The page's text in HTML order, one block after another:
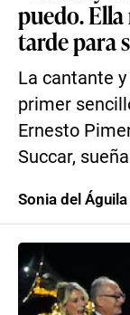
puedo. Ella
tarde para
La cantante
primer
Ernesto
Succar,
Sonia del Águila